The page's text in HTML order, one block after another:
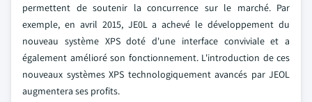
permettent de soutenir la concurrence sur le marché. Par
exemple, en avril 2015, JE0L a achevé le développement du
nouveau système XPS doté d'une interface conviviale et a
également amélioré son fonctionnement. L'introduction de ces
nouveaux systèmes XPS technologiquement avancés par JEOL
augmentera ses profits.